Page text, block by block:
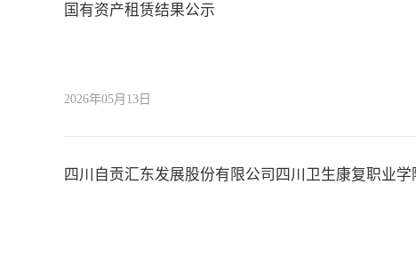
国有资产租赁结果公示
2026年05月13日
四川自贡汇东发展股份有限公司四川卫生康复职业